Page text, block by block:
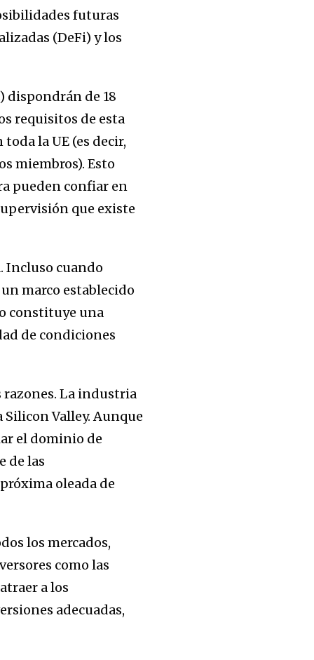
futuras
(DeFi) y los
dispondrán de 18
requisitos de esta
la UE (es decir,
miembros). Esto
pueden confiar en
que existe
Incluso cuando
marco establecido
constituye una
de condiciones
razones. La industria
Valley. Aunque
el dominio de
de las
oleada de
los mercados,
como las
a los
adecuadas,